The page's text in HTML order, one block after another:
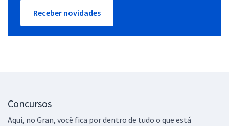
Receber novidades
Concursos
Aqui, no Gran, você fica por dentro de tudo o que está